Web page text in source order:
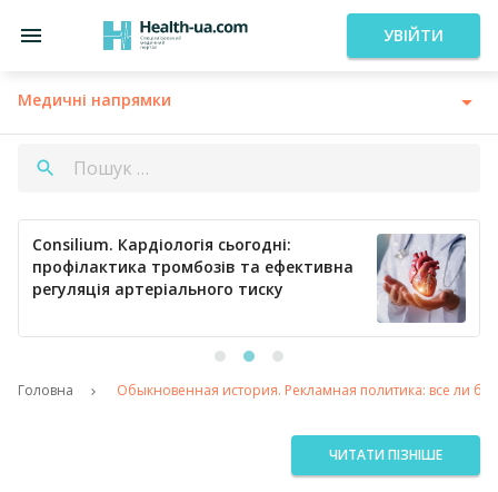
УВІЙТИ
Медичні напрямки
Consilium. Кардіологія сьогодні:
профілактика тромбозів та ефективна
регуляція артеріального тиску
Головна Обыкновенная история. Рекламная политика: все ли
ЧИТАТИ ПІЗНІШЕ